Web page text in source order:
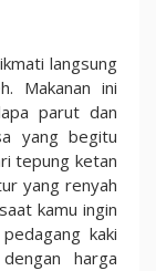
langsung
Makanan ini
parut dan
yang begitu
tepung ketan
yang renyah
kamu ingin
kaki
harga